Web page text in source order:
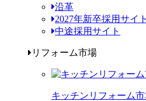
沿革
2027年新卒採用サイト
中途採用サイト
リフォーム市場
キッチンリフォーム